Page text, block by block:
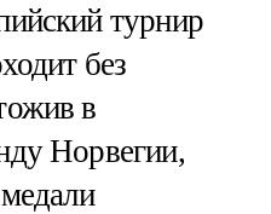
турнир
без
в
Норвегии,